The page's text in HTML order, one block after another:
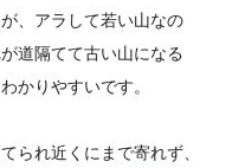
、アラして若い山なの
道隔てて古い山になる
かりやすいです。
られ近くにまで寄れず、